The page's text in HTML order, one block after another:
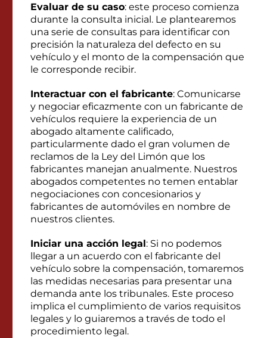
Evaluar de su caso: este proceso comienza
durante la consulta inicial. Le plantearemos
una serie de consultas para identificar con
precisión la naturaleza del defecto en su
vehículo y el monto de la compensación que
le corresponde recibir.
Interactuar con el fabricante: Comunicarse
y negociar eficazmente con un fabricante de
vehículos requiere la experiencia de un
abogado altamente calificado,
particularmente dado el gran volumen de
reclamos de la Ley del Limón que los
fabricantes manejan anualmente. Nuestros
abogados competentes no temen entablar
negociaciones con concesionarios y
fabricantes de automóviles en nombre de
nuestros clientes.
Iniciar una acción legal: Si no podemos
llegar a un acuerdo con el fabricante del
vehículo sobre la compensación, tomaremos
las medidas necesarias para presentar una
demanda ante los tribunales. Este proceso
implica el cumplimiento de varios requisitos
legales y lo guiaremos a través de todo el
procedimiento legal.